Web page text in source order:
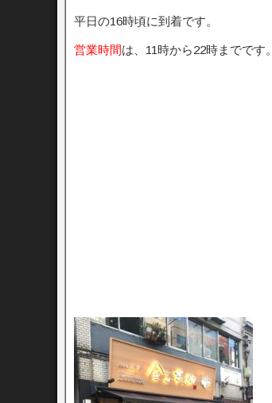
平日の16時頃に到着です。
営業時間は、11時から22時までです。